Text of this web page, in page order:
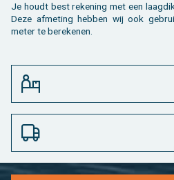
Je houdt best re­ke­ning met een
Deze af­me­ting heb­ben wij ook
meter te be­re­ke­nen.